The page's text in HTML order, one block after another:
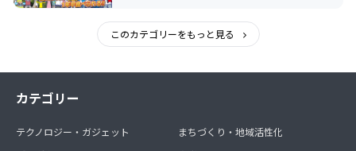
このカテゴリーをもっと見る
カテゴリー
テクノロジー・ガジェット
まちづくり・地域活性化